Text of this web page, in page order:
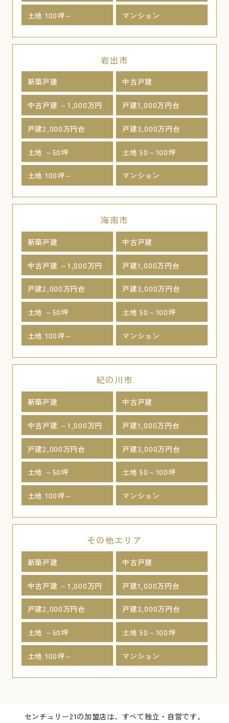
土地 100坪～ マンション
岩出市
新築戸建 中古戸建
中古戸建 ～1,000万円 戸建1,000万円台
戸建2,000万円台 戸建3,000万円台
土地 ～50坪 土地 50～100坪
土地 100坪～ マンション
海南市
新築戸建 中古戸建
中古戸建 ～1,000万円 戸建1,000万円台
戸建2,000万円台 戸建3,000万円台
土地 ～50坪 土地 50～100坪
土地 100坪～ マンション
紀の川市
新築戸建 中古戸建
中古戸建 ～1,000万円 戸建1,000万円台
戸建2,000万円台 戸建3,000万円台
土地 ～50坪 土地 50～100坪
土地 100坪～ マンション
その他エリア
新築戸建 中古戸建
中古戸建 ～1,000万円 戸建1,000万円台
戸建2,000万円台 戸建3,000万円台
土地 ～50坪 土地 50～100坪
土地 100坪～ マンション
センチュリー21の加盟店は、すべて独立・自営です。